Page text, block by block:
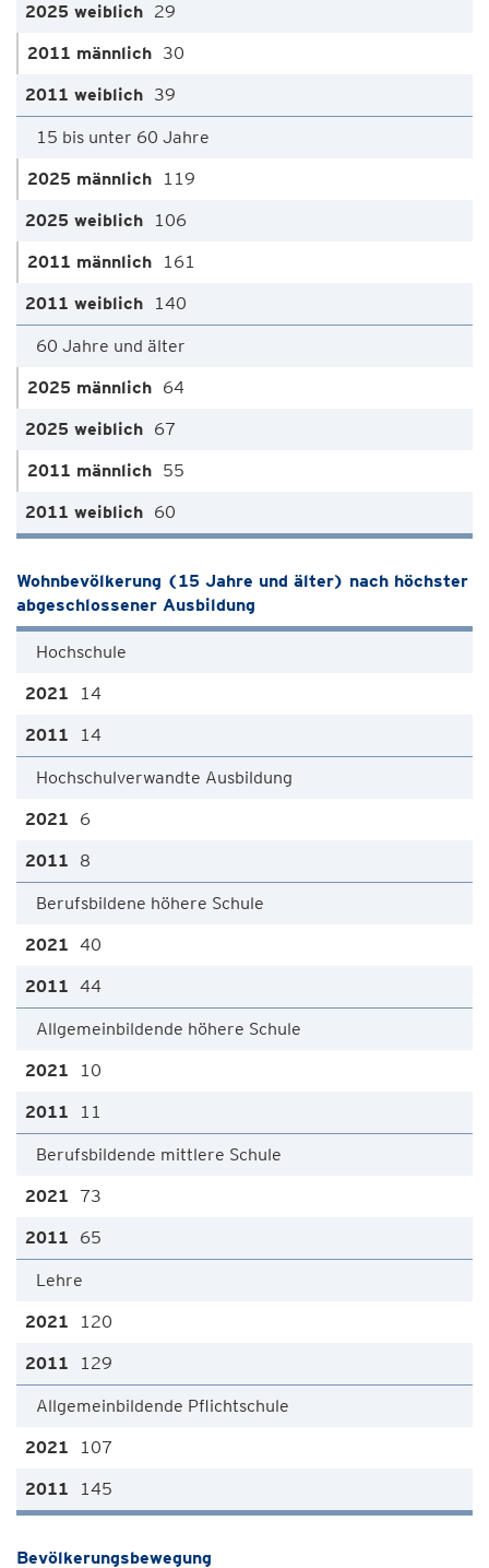
29
30
39
15 bis unter 60 Jahre
119
106
161
140
60 Jahre und älter
64
67
55
60
Wohnbevölkerung (15 Jahre und älter) nach höchster
abgeschlossener Ausbildung
Hochschule
14
14
Hochschulverwandte Ausbildung
6
8
Berufsbildene höhere Schule
40
44
Allgemeinbildende höhere Schule
10
11
Berufsbildende mittlere Schule
73
65
Lehre
120
129
Allgemeinbildende Pflichtschule
107
145
Bevölkerungsbewegung